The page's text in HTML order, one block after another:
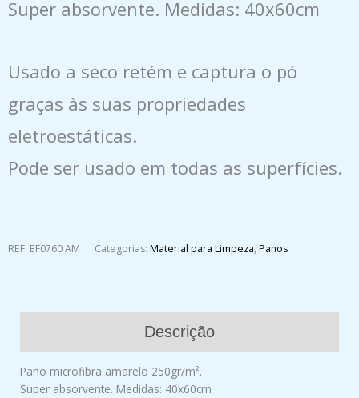
Super absorvente. Medidas: 40x60cm
Usado a seco retém e captura o pó
graças às suas propriedades
eletroestáticas.
Pode ser usado em todas as superfícies.
REF: EF0760 AM Categorias: Material para Limpeza, Panos
Descrição
Pano microfibra amarelo 250gr/m².
Super absorvente. Medidas: 40x60cm